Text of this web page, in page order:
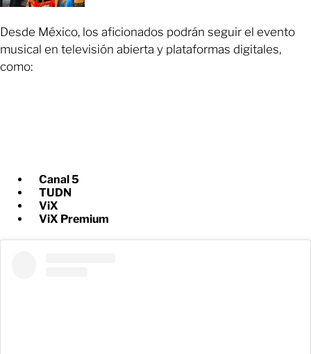
Desde México, los aficionados podrán seguir el evento
musical en televisión abierta y plataformas digitales,
como:
Canal 5
TUDN
ViX
ViX Premium